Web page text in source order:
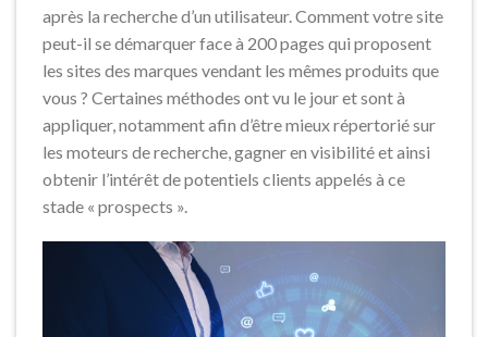
après la recherche d’un utilisateur. Comment votre site
peut-il se démarquer face à 200 pages qui proposent
les sites des marques vendant les mêmes produits que
vous ? Certaines méthodes ont vu le jour et sont à
appliquer, notamment afin d’être mieux répertorié sur
les moteurs de recherche, gagner en visibilité et ainsi
obtenir l’intérêt de potentiels clients appelés à ce
stade « prospects ».